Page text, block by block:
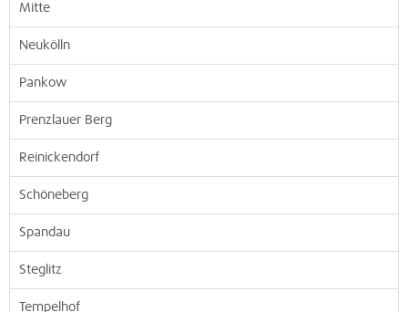
Mitte
Neukölln
Pankow
Prenzlauer Berg
Reinickendorf
Schöneberg
Spandau
Steglitz
Tempelhof